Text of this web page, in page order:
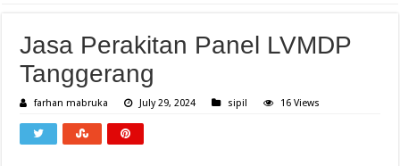
Jasa Perakitan Panel LVMDP
Tanggerang
farhan mabruka July 29, 2024 sipil 16 Views